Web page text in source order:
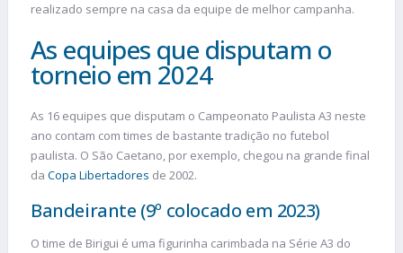
realizado sempre na casa da equipe de melhor campanha.
As equipes que disputam o
torneio em 2024
As 16 equipes que disputam o Campeonato Paulista A3 neste
ano contam com times de bastante tradição no futebol
paulista. O São Caetano, por exemplo, chegou na grande final
da Copa Libertadores de 2002.
Bandeirante (9º colocado em 2023)
O time de Birigui é uma figurinha carimbada na Série A3 do